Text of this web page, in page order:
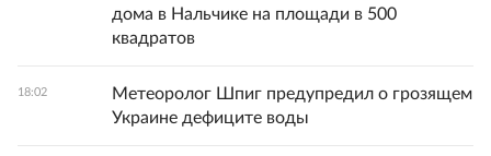
дома в Нальчике на площади в 500
квадратов
18:02
Метеоролог Шпиг предупредил о грозящем
Украине дефиците воды